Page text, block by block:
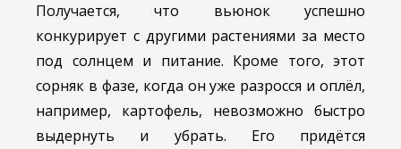
Получается, что вьюнок успешно
конкурирует с другими растениями за место
под солнцем и питание. Кроме того, этот
сорняк в фазе, когда он уже разросся и оплёл,
например, картофель, невозможно быстро
выдернуть и убрать. Его придётся